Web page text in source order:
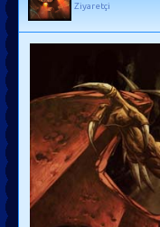
Ziyaretçi